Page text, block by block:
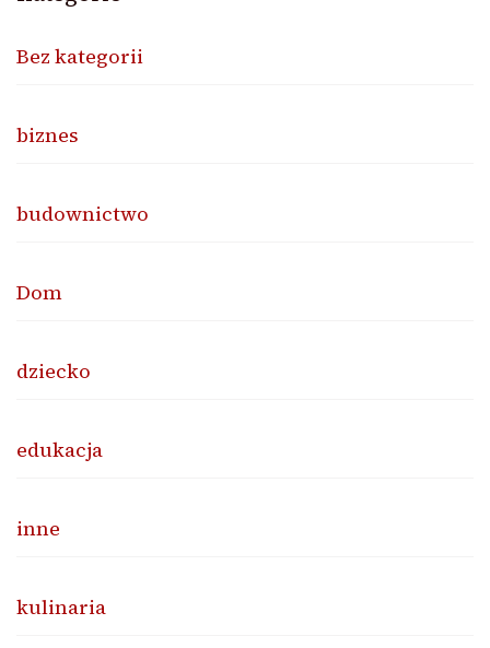
Bez kategorii
biznes
budownictwo
Dom
dziecko
edukacja
inne
kulinaria